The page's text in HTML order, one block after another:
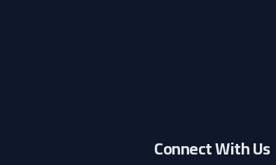
Connect With Us